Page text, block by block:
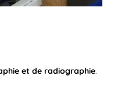
et de radiographie.